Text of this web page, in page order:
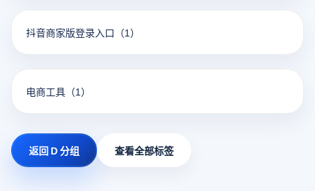
抖音商家版登录入口 （1）
电商工具 （1）
返回 D 分组 查看全部标签